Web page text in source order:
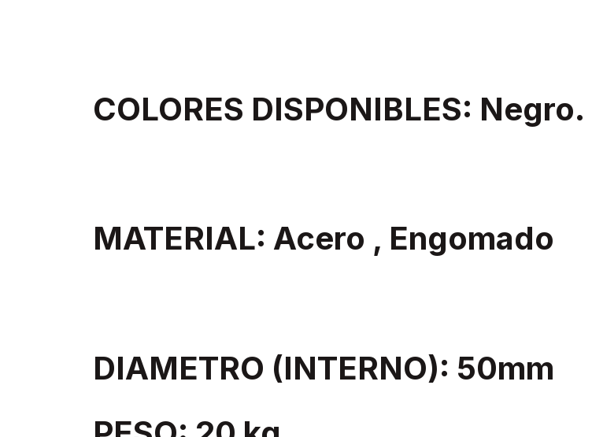
COLORES DISPONIBLES: Negro.
MATERIAL: Acero , Engomado
DIAMETRO (INTERNO): 50mm